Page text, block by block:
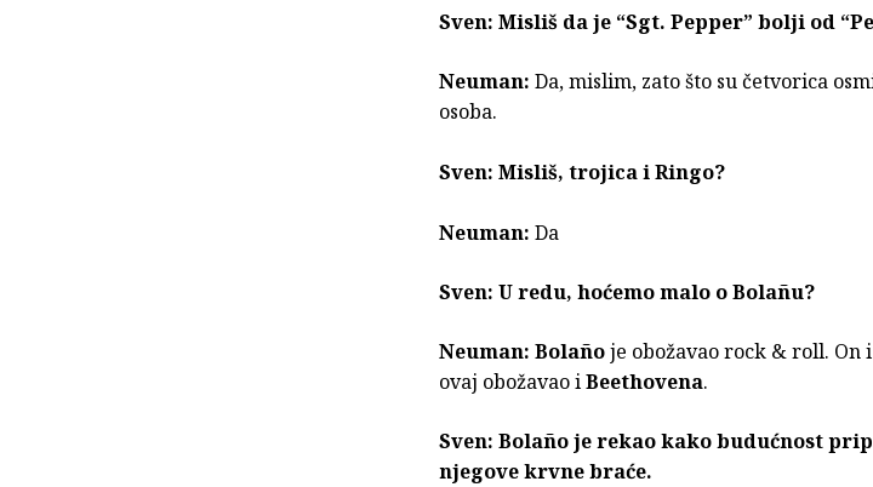
Sven: Misliš da je “Sgt. Pepper” bolji od
Neuman: Da, mislim, zato što su četvorica
osoba.
Sven: Misliš, trojica i Ringo?
Neuman: Da
Sven: U redu, hoćemo malo o Bolañu?
Neuman: Bolañoje obožavao rock & roll. On
ovaj obožavao iBeethovena.
Sven: Bolaño je rekao kako budućnost
njegove krvne braće.